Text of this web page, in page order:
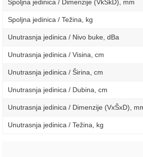
Spoljna jedinica / Dimenzije (VkSkD), mm
Spoljna jedinica / Težina, kg
Unutrasnja jedinica / Nivo buke, dBa
Unutrasnja jedinica / Visina, сm
Unutrasnja jedinica / Širina, сm
Unutrasnja jedinica / Dubina, сm
Unutrasnja jedinica / Dimenzije (VxŠxD),
Unutrasnja jedinica / Težina, kg